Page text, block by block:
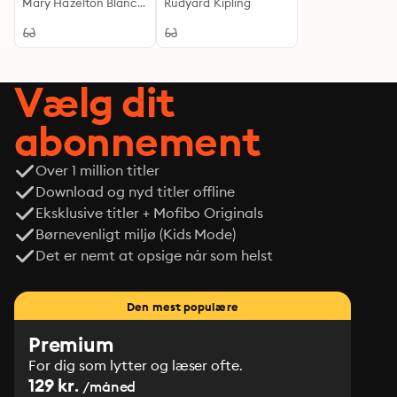
Traditions
Vælg dit
abonnement
Over 1 million titler
Download og nyd titler offline
Eksklusive titler + Mofibo Originals
Børnevenligt miljø (Kids Mode)
Det er nemt at opsige når som helst
Den mest populære
Premium
For dig som lytter og læser ofte.
129 kr. /måned